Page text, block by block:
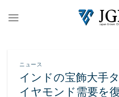
ニュース
インドの宝飾大手
イヤモンド需要を